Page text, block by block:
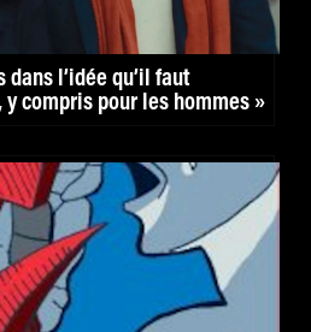
dans l’idée qu’il faut
compris pour les hommes »